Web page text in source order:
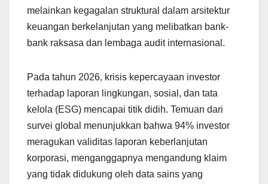
melainkan kegagalan struktural dalam arsitektur
keuangan berkelanjutan yang melibatkan bank-
bank raksasa dan lembaga audit internasional.
Pada tahun 2026, krisis kepercayaan investor
terhadap laporan lingkungan, sosial, dan tata
kelola (ESG) mencapai titik didih. Temuan dari
survei global menunjukkan bahwa 94% investor
meragukan validitas laporan keberlanjutan
korporasi, menganggapnya mengandung klaim
yang tidak didukung oleh data sains yang